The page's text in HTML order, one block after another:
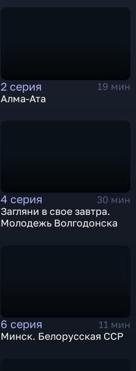
2 серия
19 мин
Алма-Ата
4 серия
30 мин
Загляни в свое завтра.
Молодежь Волгодонска
6 серия
11 мин
Минск. Белорусская ССР